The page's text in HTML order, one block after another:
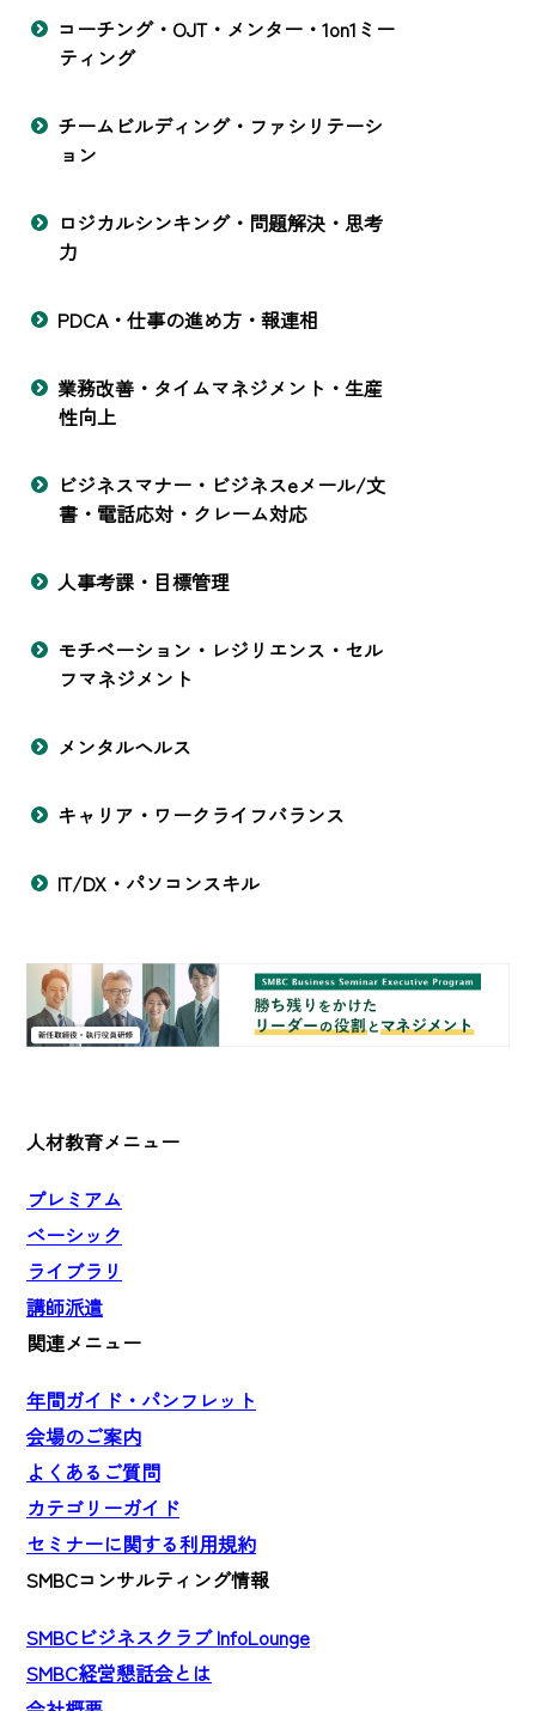
コーチング・OJT・メンター・1on1ミー
ティング
チームビルディング・ファシリテーシ
ョン
ロジカルシンキング・問題解決・思考
力
PDCA・仕事の進め方・報連相
業務改善・タイムマネジメント・生産
性向上
ビジネスマナー・ビジネスeメール/文
書・電話応対・クレーム対応
人事考課・目標管理
モチベーション・レジリエンス・セル
フマネジメント
メンタルヘルス
キャリア・ワークライフバランス
IT/DX・パソコンスキル
人材教育メニュー
プレミアム
ベーシック
ライブラリ
講師派遣
関連メニュー
年間ガイド・パンフレット
会場のご案内
よくあるご質問
カテゴリーガイド
セミナーに関する利用規約
SMBCコンサルティング情報
SMBCビジネスクラブ InfoLounge
SMBC経営懇話会とは